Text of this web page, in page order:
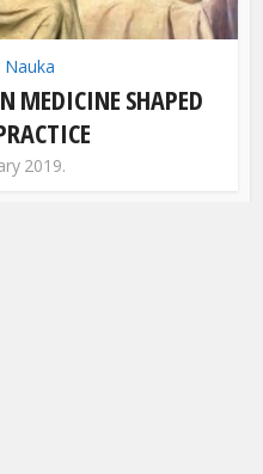
Nauka
MEDICINE SHAPED
2019.